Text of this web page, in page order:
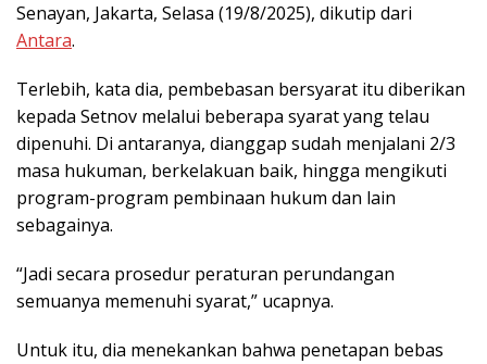
Senayan, Jakarta, Selasa (19/8/2025), dikutip dari
Antara.
Terlebih, kata dia, pembebasan bersyarat itu diberikan
kepada Setnov melalui beberapa syarat yang telau
dipenuhi. Di antaranya, dianggap sudah menjalani 2/3
masa hukuman, berkelakuan baik, hingga mengikuti
program-program pembinaan hukum dan lain
sebagainya.
“Jadi secara prosedur peraturan perundangan
semuanya memenuhi syarat,” ucapnya.
Untuk itu, dia menekankan bahwa penetapan bebas